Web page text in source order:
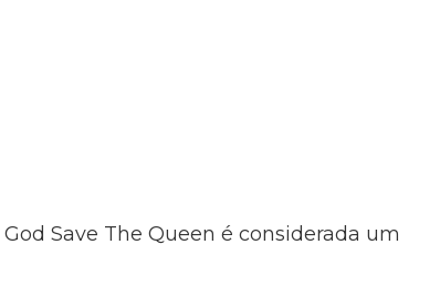
Save The Queen é considerada um